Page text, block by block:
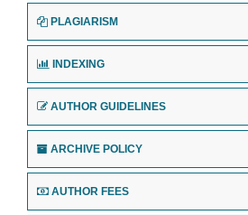
PLAGIARISM
INDEXING
AUTHOR GUIDELINES
ARCHIVE POLICY
AUTHOR FEES